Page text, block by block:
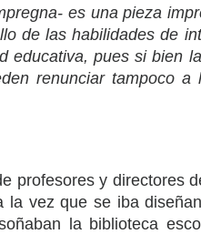
es una pieza
de las habilidades de
educativa, pues si bien
renunciar tampoco
y directores
vez que se iba
la biblioteca